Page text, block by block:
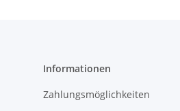
Informationen
Zahlungsmöglichkeiten